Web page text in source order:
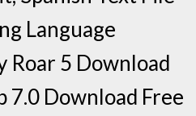
Language
Roar 5 Download
7.0 Download Free